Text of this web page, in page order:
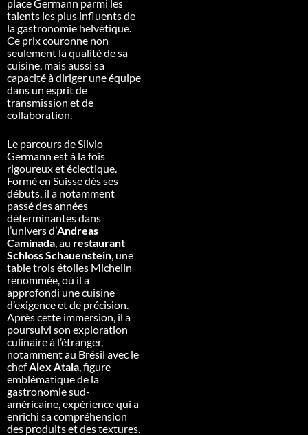
place Germann parmi les
talents les plus influents de
la gastronomie helvétique.
Ce prix couronne non
seulement la qualité de sa
cuisine, mais aussi sa
capacité à diriger une équipe
dans un esprit de
transmission et de
collaboration.
Le parcours de Silvio
Germann est à la fois
rigoureux et éclectique.
Formé en Suisse dès ses
débuts, il a notamment
passé des années
déterminantes dans
l’univers d’Andreas
Caminada, au restaurant
Schloss Schauenstein, une
table trois étoiles Michelin
renommée, où il a
approfondi une cuisine
d’exigence et de précision.
Après cette immersion, il a
poursuivi son exploration
culinaire à l’étranger,
notamment au Brésil avec le
chefAlex Atala, figure
emblématique de la
gastronomie sud-
américaine, expérience qui a
enrichi sa compréhension
des produits et des textures.